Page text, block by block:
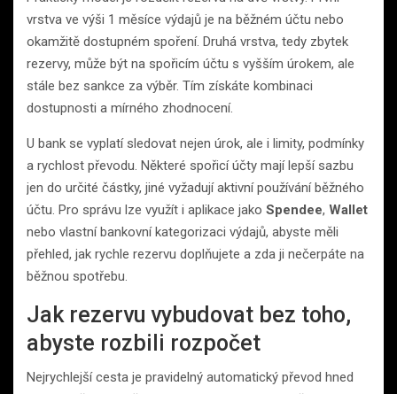
vrstva ve výši 1 měsíce výdajů je na běžném účtu nebo
okamžitě dostupném spoření. Druhá vrstva, tedy zbytek
rezervy, může být na spořicím účtu s vyšším úrokem, ale
stále bez sankce za výběr. Tím získáte kombinaci
dostupnosti a mírného zhodnocení.
U bank se vyplatí sledovat nejen úrok, ale i limity, podmínky
a rychlost převodu. Některé spořicí účty mají lepší sazbu
jen do určité částky, jiné vyžadují aktivní používání běžného
účtu. Pro správu lze využít i aplikace jako Spendee, Wallet
nebo vlastní bankovní kategorizaci výdajů, abyste měli
přehled, jak rychle rezervu doplňujete a zda ji nečerpáte na
běžnou spotřebu.
Jak rezervu vybudovat bez toho,
abyste rozbili rozpočet
Nejrychlejší cesta je pravidelný automatický převod hned